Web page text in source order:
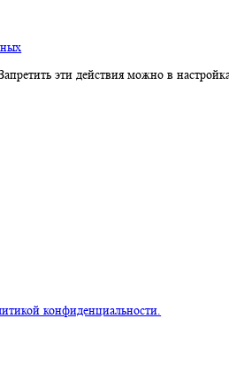
Запретить эти действия